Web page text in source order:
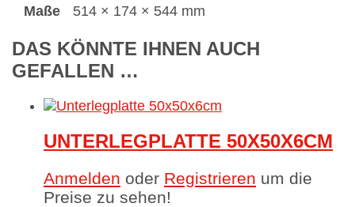
Maße
514 × 174 × 544 mm
DAS KÖNNTE IHNEN AUCH
GEFALLEN …
UNTERLEGPLATTE 50X50X6CM
Anmelden oder Registrieren um die
Preise zu sehen!